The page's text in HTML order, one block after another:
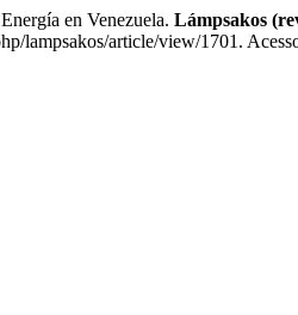
en Venezuela. Lámpsakos
lampsakos/article/view/1701.